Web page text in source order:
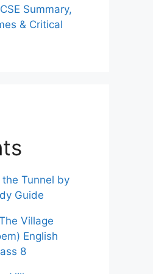
Summary,
& Critical
Tunnel by
Guide
Village
English
8